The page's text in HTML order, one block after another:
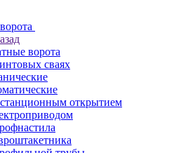
ворота
сваях
открытием